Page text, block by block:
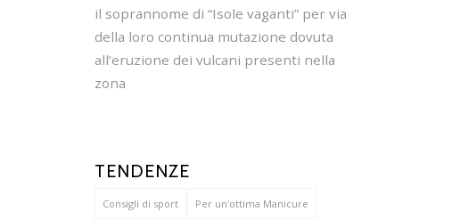
il soprannome di “Isole vaganti” per via
della loro continua mutazione dovuta
all’eruzione dei vulcani presenti nella
zona
TENDENZE
Consigli di sport Per un'ottima Manicure